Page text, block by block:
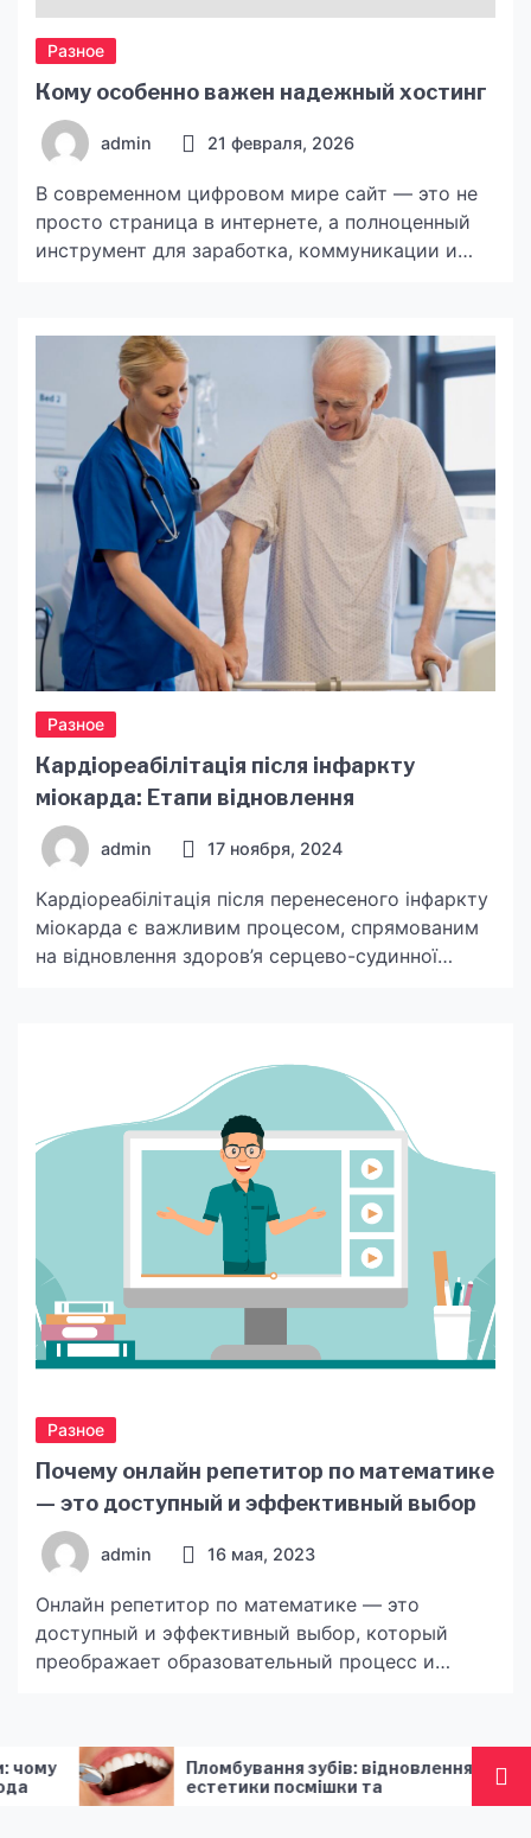
Разное
Кому особенно важен надежный хостинг
admin 21 февраля, 2026
В современном цифровом мире сайт — это не
просто страница в интернете, а полноценный
инструмент для заработка, коммуникации и
репутация, доход и доверие аудитории.
Надежный хостинг — это фундамент, на
котором строится любой онлайн-проект. И
если для одних это вопрос удобства, то для […]
Разное
Кардіореабілітація після інфаркту
міокарда: Етапи відновлення
admin 17 ноября, 2024
Кардіореабілітація після перенесеного інфаркту
міокарда є важливим процесом, спрямованим
на відновлення здоров’я серцево-судинної
стабілізувати роботу серця та поступово
повернути пацієнта до активного життя. Етапи
Кардіореабілітації після Інфаркту 1.
Стаціонарний етап Перший етап реабілітації
відбувається у лікарняному середовищі, де
пацієнт перебуває […]
Разное
Почему онлайн репетитор по математике
— это доступный и эффективный выбор
admin 16 мая, 2023
Онлайн репетитор по математике — это
доступный и эффективный выбор, который
преображает образовательный процесс и
эпохе быстрого развития технологий и
глобальной связанности, онлайн репетитор
Киев предоставляет неограниченные
Пломбування зубів: відновлення
естетики посмішки та
функціональності зубного ряду
Андрей